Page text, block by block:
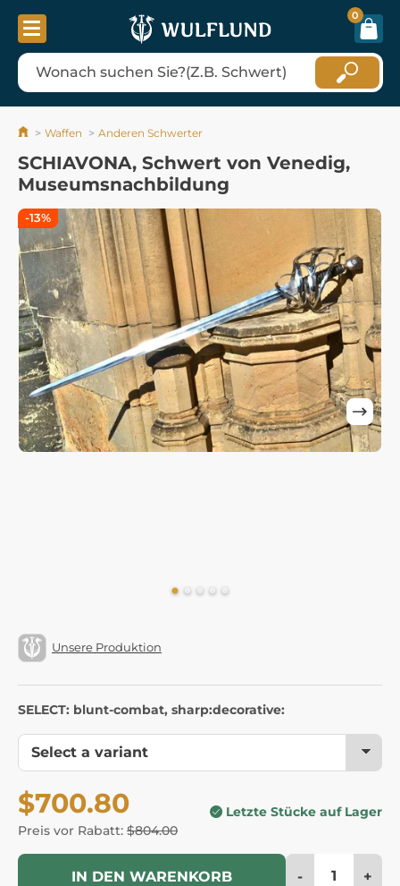
0
Waffen Anderen Schwerter
SCHIAVONA, Schwert von Venedig,
Museumsnachbildung
Unsere Produktion
SELECT: blunt-combat, sharp:decorative:
$700.80
Preis vor Rabatt: $804.00
Letzte Stücke auf Lager
IN DEN WARENKORB - +
-13%